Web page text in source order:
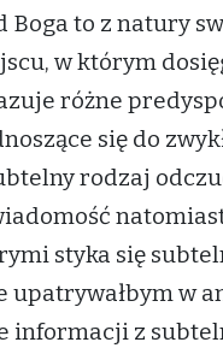
Boga to z natury
w którym
różne
się do
rodzaj
styka się
w
informacji z